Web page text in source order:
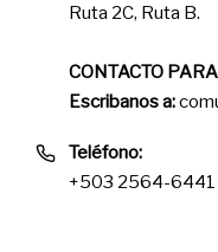
Ruta 2C, Ruta B.
CONTACTO
Escribanos a:
Teléfono:
+503 2564-6441